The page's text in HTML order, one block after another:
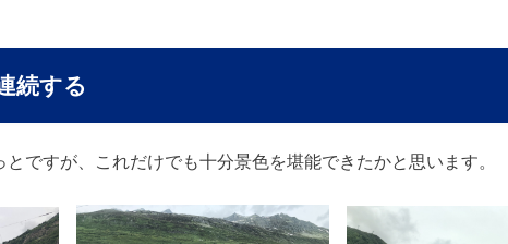
続する
ですが、これだけでも十分景色を堪能できたかと思います。